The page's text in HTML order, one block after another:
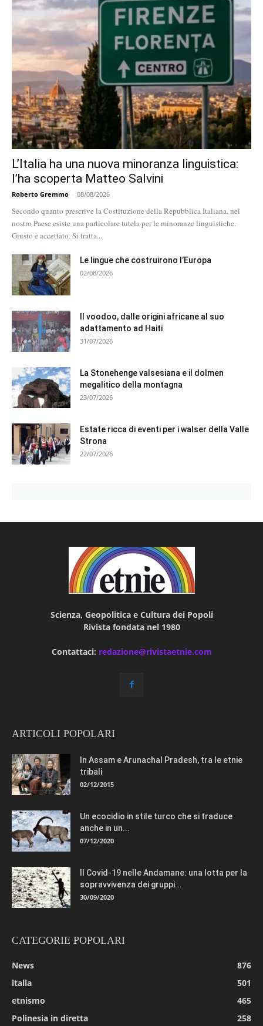
L’Italia ha una nuova minoranza linguistica:
l’ha scoperta Matteo Salvini
Roberto Gremmo - 08/08/2026
Secondo quanto prescrive la Costituzione della Repubblica Italiana, nel
nostro Paese esiste una particolare tutela per le minoranze linguistiche.
Giusto e accettato. Si tratta...
Le lingue che costruirono l’Europa
02/08/2026
Il voodoo, dalle origini africane al suo
adattamento ad Haiti
31/07/2026
La Stonehenge valsesiana e il dolmen
megalitico della montagna
23/07/2026
Estate ricca di eventi per i walser della Valle
Strona
22/07/2026
Scienza, Geopolitica e Cultura dei Popoli
Rivista fondata nel 1980
Contattaci: redazione@rivistaetnie.com
ARTICOLI POPOLARI
In Assam e Arunachal Pradesh, tra le etnie
tribali
02/12/2015
Un ecocidio in stile turco che si traduce
anche in un...
07/12/2020
Il Covid-19 nelle Andamane: una lotta per la
sopravvivenza dei gruppi...
30/09/2020
CATEGORIE POPOLARI
News
876
italia
501
etnismo
465
Polinesia in diretta
258